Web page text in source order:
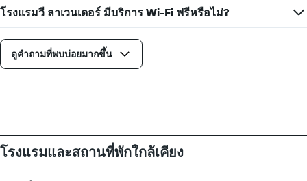
พัก
โรงแรมวี ลาเวนเดอร์ มีบริการ Wi-Fi ฟรีหรือไม่?
ดูคำถามที่พบบ่อยมากขึ้น
โรงแรมและสถานที่พักใกล้เคียง